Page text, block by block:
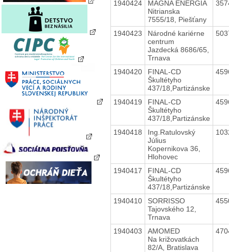
1940424
MAGNA ENERGIA
Nitrianska
7555/18, Piešťany
1940423
Národné kariérne
centrum
Jazdecká 8686/65,
Trnava
1940420
FINAL-CD
Škultétyho
437/18,Partizánske
1940419
FINAL-CD
Škultétyho
437/18,Partizánske
1940418
Ing.Ratulovský
Július
Kopernikova 36,
Hlohovec
1940417
FINAL-CD
Škultétyho
437/18,Partizánske
1940410
SORRISSO
Tajovského 12,
Trnava
1940403
AMOMED
Na križovatkách
82/A, Bratislava